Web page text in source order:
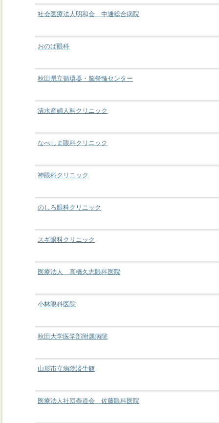
社会医療法人明和会 中通総合病院
おのば眼科
秋田県立循環器・脳脊髄センター
清水産婦人科クリニック
なべしま眼科クリニック
神眼科クリニック
のしろ眼科クリニック
スギ眼科クリニック
医療法人 高橋久志眼科医院
小林眼科医院
秋田大学医学部附属病院
山形市立病院済生館
医療法人社団泰道会 佐藤眼科医院